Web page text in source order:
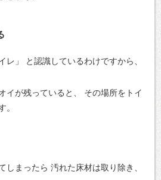
レ」 と認識しているわけですから、
イが残っていると、
その場所をトイ
。
しまったら 汚れた床材は取り除き、